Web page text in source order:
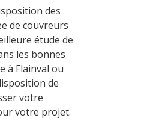
des
de couvreurs
étude de
les bonnes
à Flainval ou
de
votre
votre projet.